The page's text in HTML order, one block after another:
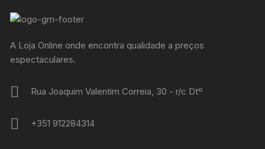
A Loja Online onde encontra qualidade a preços
espectaculares.
Rua Joaquim Valentim Correia, 30 - r/c Dtº
+351 912284314